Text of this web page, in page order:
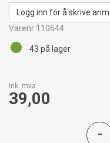
Logg inn for å skrive
Varenr:110644
Ink. mva
39,00
-
43 på lager